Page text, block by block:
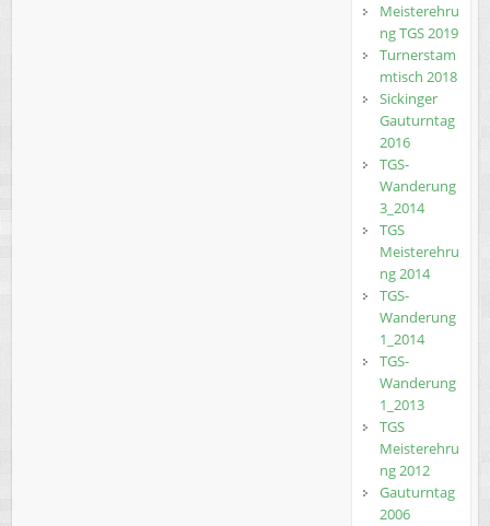
Meisterehru
ng TGS 2019
Turnerstam
mtisch 2018
Sickinger
Gauturntag
2016
TGS-
Wanderung
3_2014
TGS
Meisterehru
ng 2014
TGS-
Wanderung
1_2014
TGS-
Wanderung
1_2013
TGS
Meisterehru
ng 2012
Gauturntag
2006